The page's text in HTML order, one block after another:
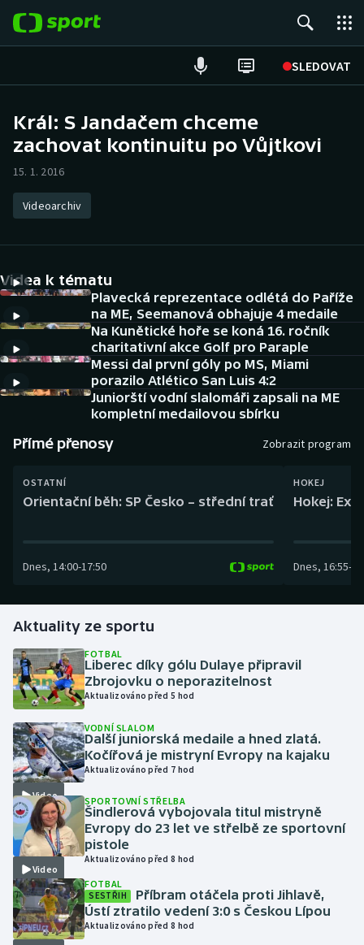
SLEDOVAT
Hokej
Atletika
DALŠÍ SPORTY
Americký fotbal
Baseball a softbal
Biatlon
Boby a skeleton
Curling
Dostihy
Florbal
Futsal
Golf
Gymnastika
Házená
Jezdectví
Judo
Krasobruslení
NEPŘEHLÉDNĚTE
Historické návraty
Aplikace ČT sport
AZ kvíz
Král: S Jandačem chceme
zachovat kontinuitu po Vůjtkovi
15. 1. 2016
Videoarchiv
Videa k tématu
Plavecká reprezentace odlétá do Paříže
na ME, Seemanová obhajuje 4 medaile
Na Kunětické hoře se koná 16. ročník
charitativní akce Golf pro Paraple
Messi dal první góly po MS, Miami
porazilo Atlético San Luis 4:2
Juniorští vodní slalomáři zapsali na ME
kompletní medailovou sbírku
Přímé přenosy Zobrazit program
OSTATNÍ
Orientační běh: SP Česko – střední trať
Dnes, 14:00-17:50
HOKEJ
Hokej:
Dnes, 16:55-
Aktuality ze sportu
FOTBAL
Liberec díky gólu Dulaye připravil
Zbrojovku o neporazitelnost
Aktualizováno před 5 hod
Video
VODNÍ SLALOM
Další juniorská medaile a hned zlatá.
Kočířová je mistryní Evropy na kajaku
Aktualizováno před 7 hod
Video
SPORTOVNÍ STŘELBA
Šindlerová vybojovala titul mistryně
Evropy do 23 let ve střelbě ze sportovní
pistole
Aktualizováno před 8 hod
FOTBAL
SESTŘIH
Příbram otáčela proti Jihlavě,
Ústí ztratilo vedení 3:0 s Českou Lípou
Aktualizováno před 8 hod